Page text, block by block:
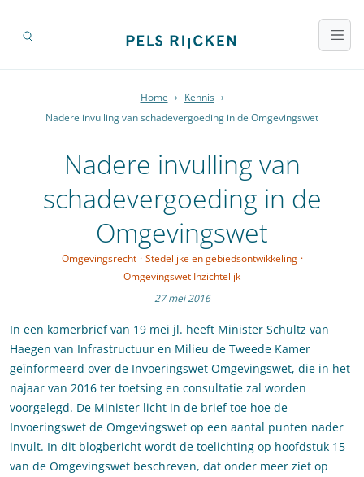
Home › Kennis ›
Nadere invulling van schadevergoeding in de Omgevingswet
Nadere invulling van
schadevergoeding in de
Omgevingswet
Omgevingsrecht · Stedelijke en gebiedsontwikkeling ·
Omgevingswet Inzichtelijk
27 mei 2016
In een kamerbrief van 19 mei jl. heeft Minister Schultz van
Haegen van Infrastructuur en Milieu de Tweede Kamer
geïnformeerd over de Invoeringswet Omgevingswet, die in het
najaar van 2016 ter toetsing en consultatie zal worden
voorgelegd. De Minister licht in de brief toe hoe de
Invoeringswet de Omgevingswet op een aantal punten nader
invult. In dit blogbericht wordt de toelichting op hoofdstuk 15
van de Omgevingswet beschreven, dat onder meer ziet op